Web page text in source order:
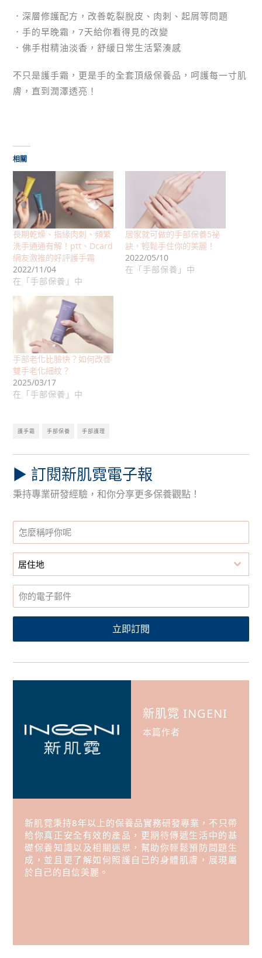
．深層修護配方，改善乾裂脫皮、肉刺、起屑等問題
．手的早晚霜，7天給你看得見的改變
．佛手柑精油淡香，舒緩日常生活緊湊感
不只是護手霜，更是手的全套頂級保養品，呵護每一寸肌
膚，直到潤澤透亮！
相關
長期乾燥、指緣肉刺、頻繁
洗手通通有解！ptt、Dcard
網友激推的好評護手霜
2022/11/04
在「手部保養」中
居家就可做的手部保養5祕
訣，輕鬆手住你的美麗！
2022/05/10
在「手部保養」中
手部老化比臉快？如何改善
雙手老化細紋？
2025/03/17
在「手部保養」中
護手霜 手部保養 手部護理
▶︎ 訂閱新肌霓電子報
秉持專業研發經驗，和你分享更多保養觀點！
居住地
立即訂閱
新肌霓 INGENI
本篇作者
新肌霓秉持8年以上的保養品實務研發專業，不只帶
給你真正安全有效的產品，更期待傳遞生活中的基
礎保養知識以及相關迷思，幫助你輕鬆預防問題生
成，並且更了解如何照護自己的身體肌膚，展現屬
於自己的自信美麗。